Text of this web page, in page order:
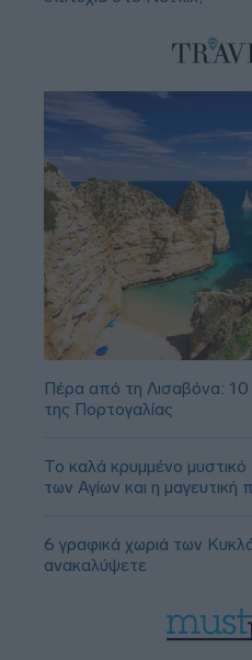
Πέρα από τη Λισαβόνα: 10
της Πορτογαλίας
Το καλά κρυμμένο
των Αγίων και η μαγευτική
6 γραφικά χωριά των
ανακαλύψετε